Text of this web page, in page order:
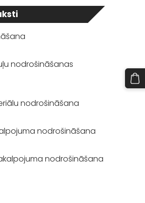
nodrošināšanas
nodrošināšana
nodrošināšana
nodrošināšana